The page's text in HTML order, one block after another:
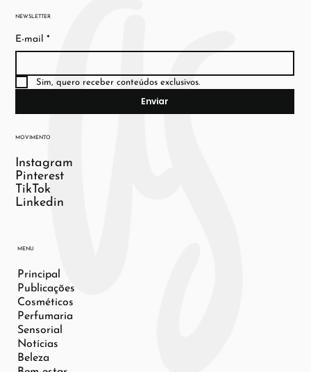
NEWSLETTER
E-mail *
Sim, quero receber conteúdos exclusivos.
Enviar
MOVIMENTO
Instagram
Pinterest
TikTok
Linkedin
MENU
Principal
Publicações
Cosméticos
Perfumaria
Sensorial
Notícias
Beleza